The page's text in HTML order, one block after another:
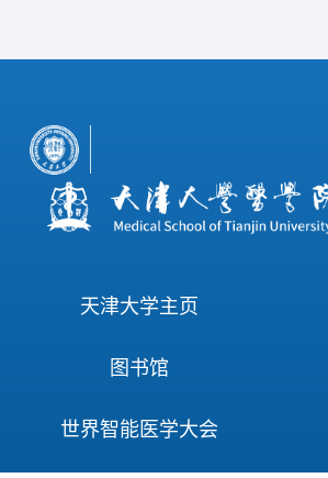
天津大学主页
图书馆
世界智能医学大会